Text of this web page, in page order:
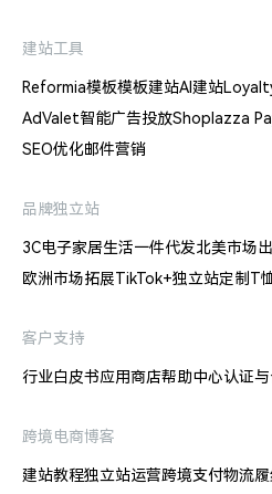
建站工具
Reformia模板模板建站AI建站
AdValet智能广告投放Shoplazza
SEO优化邮件营销
品牌独立站
3C电子家居生活一件代发北美市场
欧洲市场拓展TikTok+独立站定制T
客户支持
行业白皮书应用商店帮助中心认证
跨境电商博客
建站教程独立站运营跨境支付物流履